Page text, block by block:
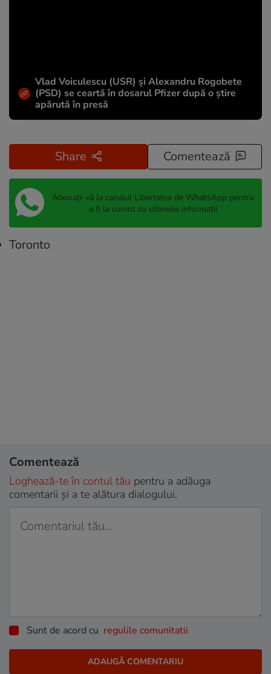
Vlad Voiculescu (USR) și Alexandru Rogobete
(PSD) se ceartă în dosarul Pfizer după o știre
apărută în presă
Share Comentează
Abonați-vă la canalul Libertatea de WhatsApp pentru
a fi la curent cu ultimele informații
Toronto
Comentează
Loghează-te în contul tău pentru a adăuga
comentarii și a te alătura dialogului.
Sunt de acord cu regulile comunitatii